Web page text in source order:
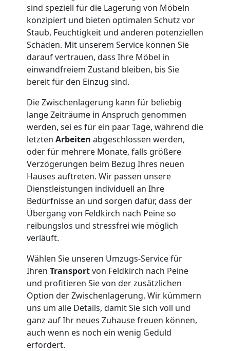
sind speziell für die Lagerung von Möbeln
konzipiert und bieten optimalen Schutz vor
Staub, Feuchtigkeit und anderen potenziellen
Schäden. Mit unserem Service können Sie
darauf vertrauen, dass Ihre Möbel in
einwandfreiem Zustand bleiben, bis Sie
bereit für den Einzug sind.
Die Zwischenlagerung kann für beliebig
lange Zeiträume in Anspruch genommen
werden, sei es für ein paar Tage, während die
letzten Arbeiten abgeschlossen werden,
oder für mehrere Monate, falls größere
Verzögerungen beim Bezug Ihres neuen
Hauses auftreten. Wir passen unsere
Dienstleistungen individuell an Ihre
Bedürfnisse an und sorgen dafür, dass der
Übergang von Feldkirch nach Peine so
reibungslos und stressfrei wie möglich
verläuft.
Wählen Sie unseren Umzugs-Service für
Ihren Transportvon Feldkirch nach Peine
und profitieren Sie von der zusätzlichen
Option der Zwischenlagerung. Wir kümmern
uns um alle Details, damit Sie sich voll und
ganz auf Ihr neues Zuhause freuen können,
auch wenn es noch ein wenig Geduld
erfordert.
Umzug
Nationaler
Umzug